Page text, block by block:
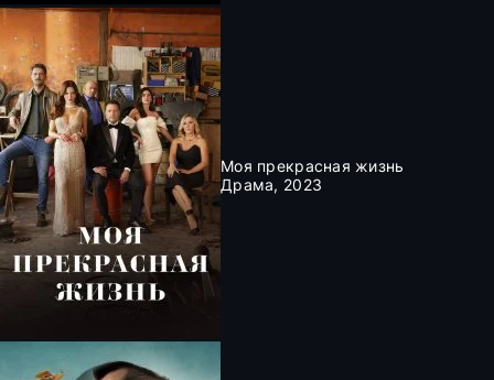
Моя прекрасная жизнь
Драма, 2023